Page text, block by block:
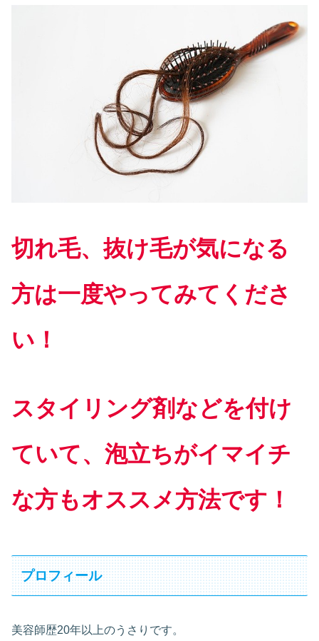
切れ毛、抜け毛が気になる
方は一度やってみてくださ
い！
スタイリング剤などを付け
ていて、泡立ちがイマイチ
な方もオススメ方法です！
プロフィール
美容師歴20年以上のうさりです。